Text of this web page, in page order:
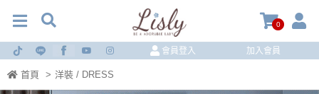
0
會員登入 加入會員
首頁 > 洋裝 / DRESS